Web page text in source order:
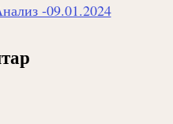
-09.01.2024